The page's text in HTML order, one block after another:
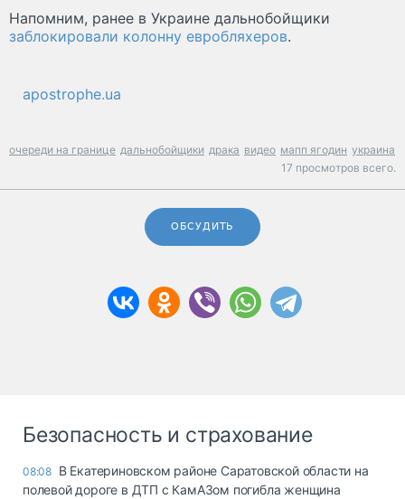
Напомним, ранее в Украине дальнобойщики
заблокировали колонну евробляхеров.
apostrophe.ua
очереди на границе дальнобойщики драка видео мапп ягодин украина
17 просмотров всего.
ОБСУДИТЬ
Безопасность и страхование
08:08 В Екатериновском районе Саратовской области на
полевой дороге в ДТП с КамАЗом погибла женщина